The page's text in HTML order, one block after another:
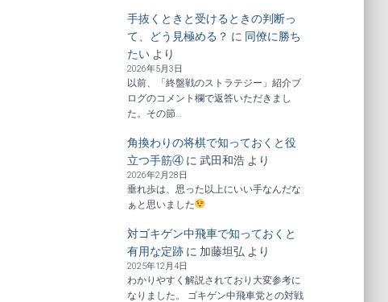
手抜くときと受けるときの判断っ
て、どう見極める？ に 同僚に勝ち
たいより
2026年5月3日
以前、「終盤戦のストラテジー」紹介ブ
ログのコメント欄で返答いただきまし
た。その節…
角換わりの将棋で知っておくと役
立つ手筋④に 武田和浩より
2026年2月28日
垂れ歩は、思った以上にいい手なんだな
ぁと思いました
対ゴキゲン中飛車で知っておくと
有用な定跡に 加藤坦弘 より
2025年12月4日
わかりやすく解説されており大変参考に
なりました。 ゴキゲン中飛車党との対戦